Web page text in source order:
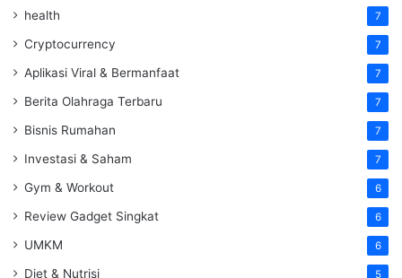
health 7
Cryptocurrency 7
Aplikasi Viral & Bermanfaat 7
Berita Olahraga Terbaru 7
Bisnis Rumahan 7
Investasi & Saham 7
Gym & Workout 6
Review Gadget Singkat 6
UMKM 6
Diet & Nutrisi 5